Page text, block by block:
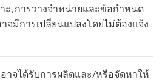
ะ, การวางจำหน่ายและข้อกำหนด
จมีการเปลี่ยนแปลงโดยไม่ต้องแจ้ง
จได้รับการผลิตและ/หรือจัดหาให้